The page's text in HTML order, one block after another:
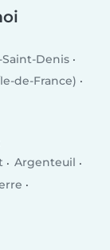
Denis
de-France)
Argenteuil